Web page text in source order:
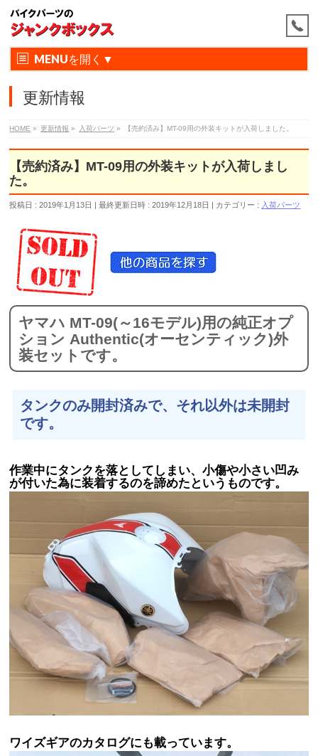
MENU
更新情報
HOME » 更新情報 » 入荷パーツ » 【売約済み】MT-09用の外装キットが入荷しました。
【売約済み】MT-09用の外装キットが入荷しまし
た。
投稿日 : 2019年1月13日 最終更新日時 : 2019年12月18日 カテゴリー : 入荷パーツ
ヤマハ MT-09(～16モデル)用の純正オプ
ション Authentic(オーセンティック)外
装セットです。
タンクのみ開封済みで、それ以外は未開封
です。
作業中にタンクを落としてしまい、小傷や小さい凹み
が付いた為に装着するのを諦めたというものです。
ワイズギアのカタログにも載っています。